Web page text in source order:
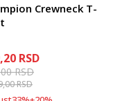
Crewneck T-
RSD
RSD
RSD